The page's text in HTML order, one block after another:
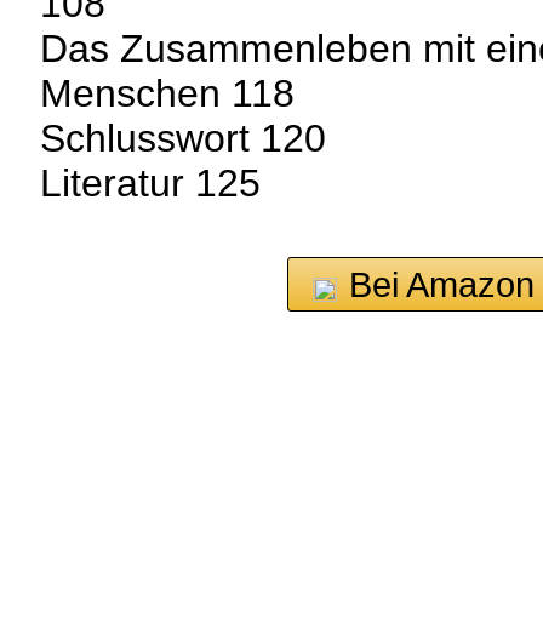
Das Zusammenleben mit
Menschen 118
Schlusswort 120
Literatur 125
Bei